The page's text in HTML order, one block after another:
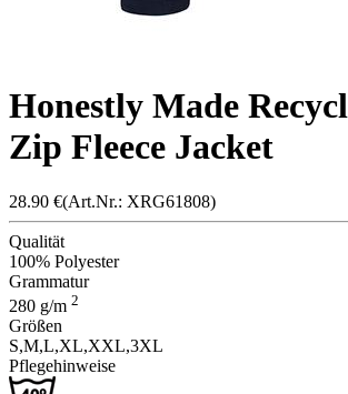
Honestly Made
Zip Fleece Jacket
28.90 €(Art.Nr.: XRG61808)
Qualität
100% Polyester
Grammatur
280 g/m 2
Größen
S,M,L,XL,XXL,3XL
Pflegehinweise